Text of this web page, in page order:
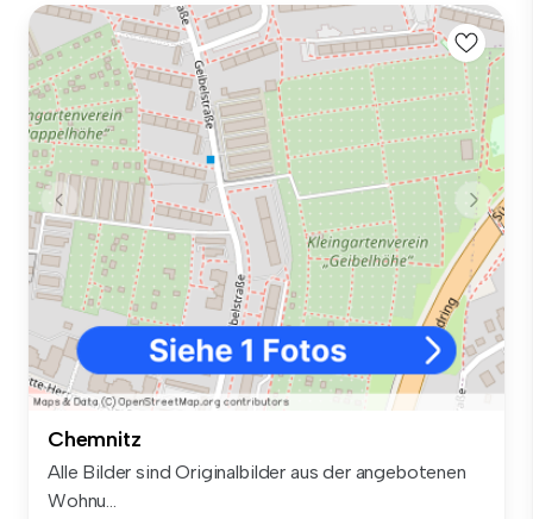
Chemnitz
Alle Bilder sind Originalbilder aus der angebotenen
Wohnu...